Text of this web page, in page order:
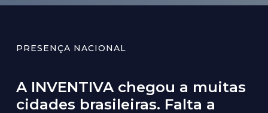
PRESENÇA NACIONAL
A INVENTIVA chegou a muitas
cidades brasileiras. Falta a